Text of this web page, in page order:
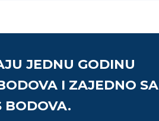
JEDNU GODINU
I ZAJEDNO SA
BODOVA.